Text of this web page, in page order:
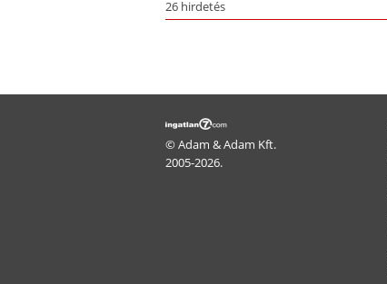
26 hirdetés
© Adam & Adam Kft.
2005-2026.